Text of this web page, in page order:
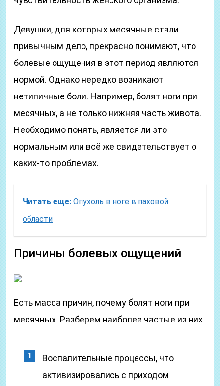
Девушки, для которых месячные стали
привычным дело, прекрасно понимают, что
болевые ощущения в этот период являются
нормой. Однако нередко возникают
нетипичные боли. Например, болят ноги при
месячных, а не только нижняя часть живота.
Необходимо понять, является ли это
нормальным или всё же свидетельствует о
каких-то проблемах.
Читать еще: Опухоль в ноге в паховой
области
Причины болевых ощущений
Есть масса причин, почему болят ноги при
месячных. Разберем наиболее частые из них.
Воспалительные процессы, что
активизировались с приходом